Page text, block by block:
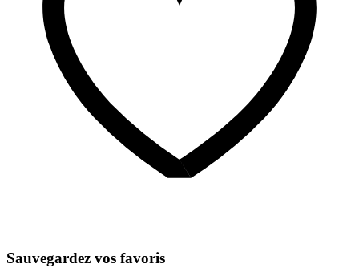
Sauvegardez vos favoris